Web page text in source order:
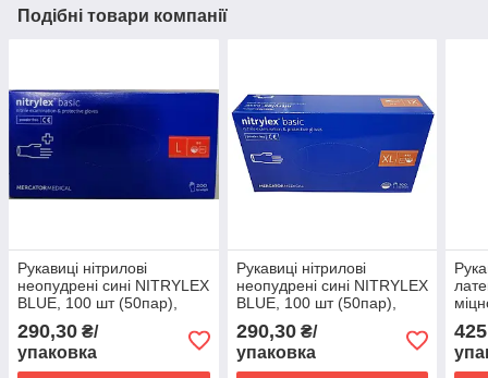
Подібні товари компанії
Рукавиці нітрилові
неопудрені сині NITRYLEX
BLUE, 100 шт (50пар),
290,30 ₴/
упаковка
Рукавиці нітрилові
неопудрені сині NITRYLEX
BLUE, 100 шт (50пар),
290,30₴/
упаковка